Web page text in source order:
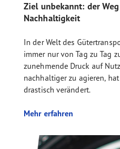
Ziel unbekannt: der
Nachhaltigkeit
In der Welt des
immer nur von Tag zu Tag
zunehmende Druck auf
nachhaltiger zu agieren,
drastisch verändert.
Mehr erfahren